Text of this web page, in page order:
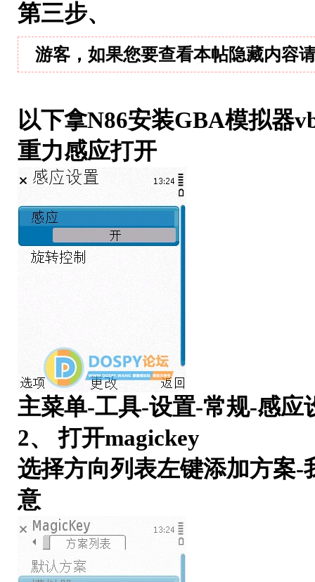
第三步、
游客，如果您要查看本帖隐藏内容
以下拿N86安装GBA模拟器
重力感应打开
主菜单-工具-设置-常规-感应
2、 打开magickey
选择方向列表左键添加方案
意